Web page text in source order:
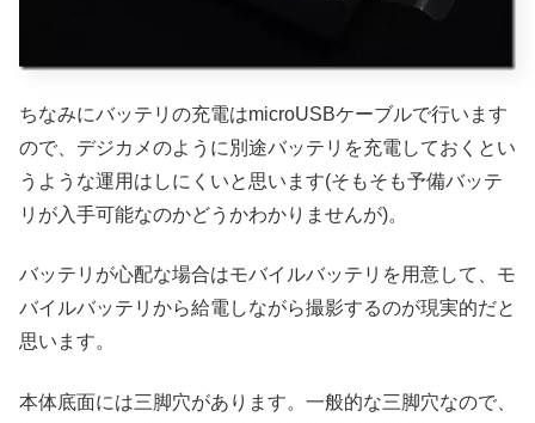
ちなみにバッテリの充電はmicroUSBケーブルで行います
ので、デジカメのように別途バッテリを充電しておくとい
うような運用はしにくいと思います(そもそも予備バッテ
リが入手可能なのかどうかわかりませんが)。
バッテリが心配な場合はモバイルバッテリを用意して、モ
バイルバッテリから給電しながら撮影するのが現実的だと
思います。
本体底面には三脚穴があります。一般的な三脚穴なので、